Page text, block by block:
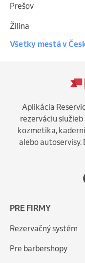
Prešov
Žilina
Všetky mestá v
Aplikácia
rezerváciu služieb
kozmetika,
alebo
PRE FIRMY
Rezervačný systém
Pre barbershopy